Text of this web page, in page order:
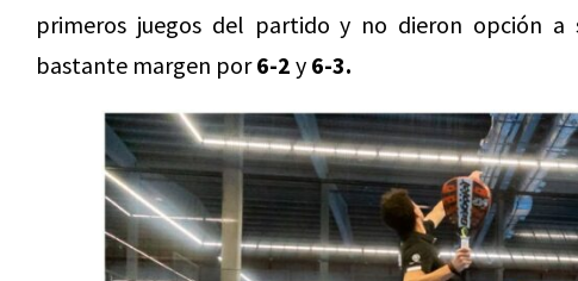
primeros juegos del partido y no dieron opción a
bastante margen por6-2 y 6-3.